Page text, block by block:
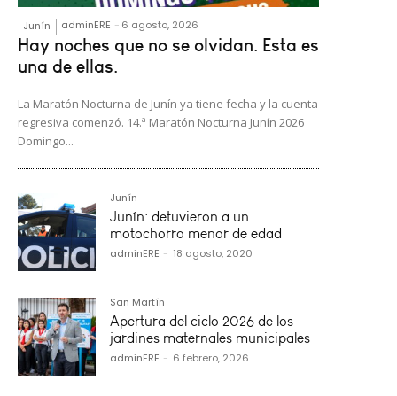
Junín adminERE - 6 agosto, 2026
Hay noches que no se olvidan. Esta es
una de ellas.
La Maratón Nocturna de Junín ya tiene fecha y la cuenta
regresiva comenzó. 14.ª Maratón Nocturna Junín 2026
Domingo...
Junín
Junín: detuvieron a un
motochorro menor de edad
adminERE - 18 agosto, 2020
San Martín
Apertura del ciclo 2026 de los
jardines maternales municipales
adminERE - 6 febrero, 2026